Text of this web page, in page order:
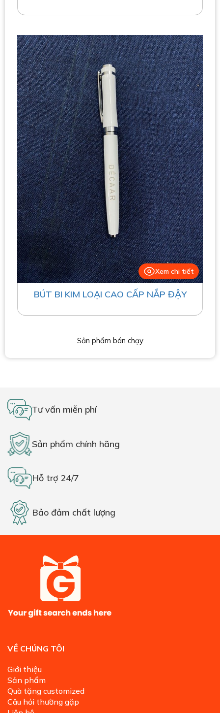
Sản phẩm bán chạy
Xem chi tiết
BÚT BI KIM LOẠI CAO CẤP NẮP ĐẬY
Tư vấn miễn phí
Sản phẩm chính hãng
Hỗ trợ 24/7
Bảo đảm chất lượng
VỀ CHÚNG TÔI
Giới thiệu
Sản phẩm
Quà tặng customized
Câu hỏi thường gặp